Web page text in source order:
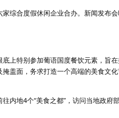
综合度假休闲企业合办。新闻发布
底上特别参加葡语国度餐饮元素，旨
盖面，务求打造一个高端的美食文
内地4个“美食之都”，访问当地政府